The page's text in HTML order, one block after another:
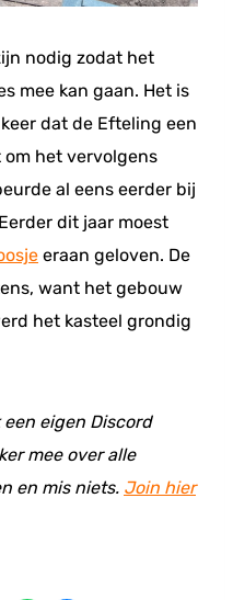
nodig zodat het
mee kan gaan. Het is
dat de Efteling een
het vervolgens
al eens eerder bij
dit jaar moest
eraan geloven. De
want het gebouw
het kasteel grondig
een eigen Discord
mee over alle
en mis niets. Join hier